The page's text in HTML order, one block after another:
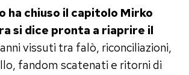
ha chiuso il capitolo Mirko
si dice pronta a riaprire il
vissuti tra falò, riconciliazioni,
fandom scatenati e ritorni di